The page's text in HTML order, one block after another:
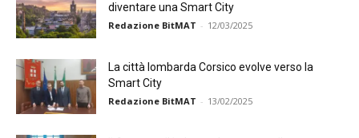
diventare una Smart City
Redazione BitMAT - 12/03/2025
La città lombarda Corsico evolve verso la
Smart City
Redazione BitMAT - 13/02/2025